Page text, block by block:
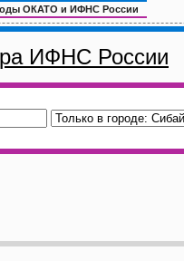
ОКАТО и ИФНС России
ИФНС России